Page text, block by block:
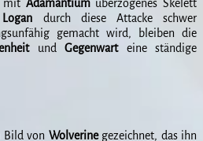
mit Adamantiumüberzogenes Skelett
Logan durch diese Attacke schwer
gemacht wird, bleiben die
undGegenwarteine ständige
Bild von Wolverinegezeichnet, das ihn